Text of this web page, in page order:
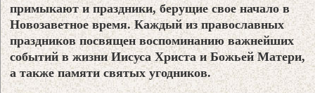
примыкают и праздники, берущие свое начало в
Новозаветное время. Каждый из православных
праздников посвящен воспоминанию важнейших
событий в жизни Иисуса Христа и Божьей Матери,
а также памяти святых угодников.